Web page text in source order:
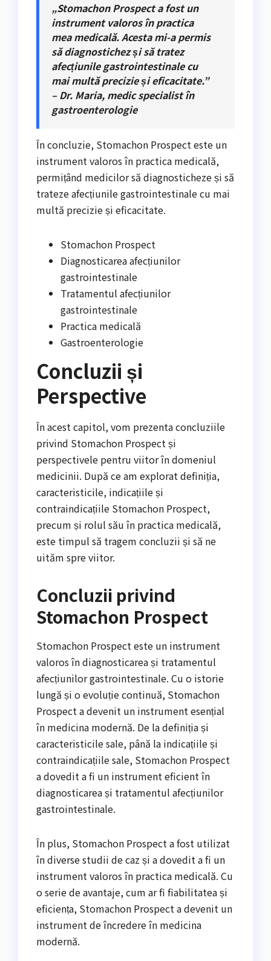
„Stomachon Prospect a fost un
instrument valoros în practica
mea medicală. Acesta mi-a permis
să diagnostichez și să tratez
afecțiunile gastrointestinale cu
mai multă precizie și eficacitate.”
– Dr. Maria, medic specialist în
gastroenterologie
În concluzie, Stomachon Prospect este un
instrument valoros în practica medicală,
permițând medicilor să diagnosticheze și să
trateze afecțiunile gastrointestinale cu mai
multă precizie și eficacitate.
Stomachon Prospect
Diagnosticarea afecțiunilor
gastrointestinale
Tratamentul afecțiunilor
gastrointestinale
Practica medicală
Gastroenterologie
Concluzii și
Perspective
În acest capitol, vom prezenta concluziile
privind Stomachon Prospect și
perspectivele pentru viitor în domeniul
medicinii. După ce am explorat definiția,
caracteristicile, indicațiile și
contraindicațiile Stomachon Prospect,
precum și rolul său în practica medicală,
este timpul să tragem concluzii și să ne
uităm spre viitor.
Concluzii privind
Stomachon Prospect
Stomachon Prospect este un instrument
valoros în diagnosticarea și tratamentul
afecțiunilor gastrointestinale. Cu o istorie
lungă și o evoluție continuă, Stomachon
Prospect a devenit un instrument esențial
în medicina modernă. De la definiția și
caracteristicile sale, până la indicațiile și
contraindicațiile sale, Stomachon Prospect
a dovedit a fi un instrument eficient în
diagnosticarea și tratamentul afecțiunilor
gastrointestinale.
În plus, Stomachon Prospect a fost utilizat
în diverse studii de caz și a dovedit a fi un
instrument valoros în practica medicală. Cu
o serie de avantaje, cum ar fi fiabilitatea și
eficiența, Stomachon Prospect a devenit un
instrument de încredere în medicina
modernă.